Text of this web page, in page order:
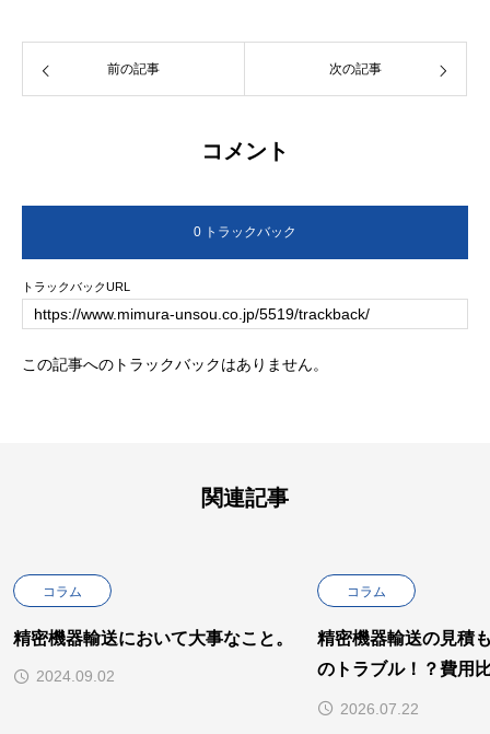
前の記事 次の記事
コメント
0 トラックバック
トラックバックURL
この記事へのトラックバックはありません。
関連記事
コラム
精密機器輸送において大事なこと。
2024.09.02
コラム
精密機器輸送の見積
のトラブル！？費用
がちな「付帯作業」
2026.07.22